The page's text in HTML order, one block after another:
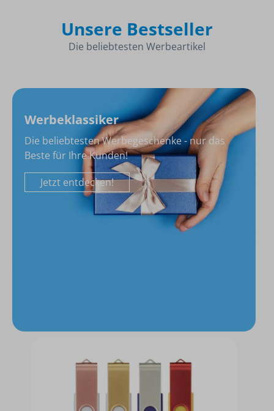
Unsere Bestseller
Die beliebtesten Werbeartikel
Werbeklassiker
Die beliebtesten Werbegeschenke - nur das
Beste für Ihre Kunden!
Jetzt entdecken!